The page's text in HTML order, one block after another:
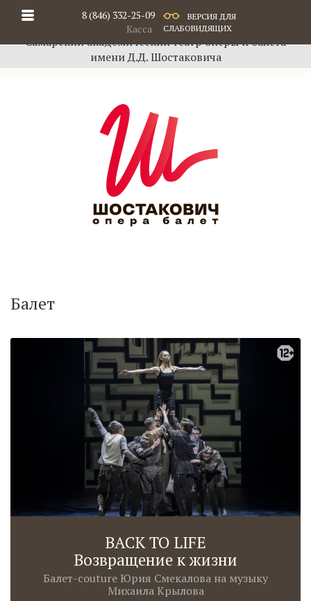
8 (846) 332-25-09
Касса
ВЕРСИЯ ДЛЯ
СЛАБОВИДЯЩИХ
Самарский академический театр оперы и балета
имени Д.Д. Шостаковича
Балет
BACK TO LIFE
Возвращение к жизни
Балет-couture Юрия Смекалова на музыку
Михаила Крылова